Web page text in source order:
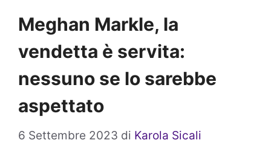
Meghan Markle, la
vendetta è servita:
nessuno se lo sarebbe
aspettato
6 Settembre 2023 di Karola Sicali